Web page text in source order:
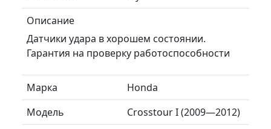
Описание
Датчики удара в хорошем состоянии.
Гарантия на проверку работоспособности
Марка
Honda
Модель
Crosstour I (2009—2012)